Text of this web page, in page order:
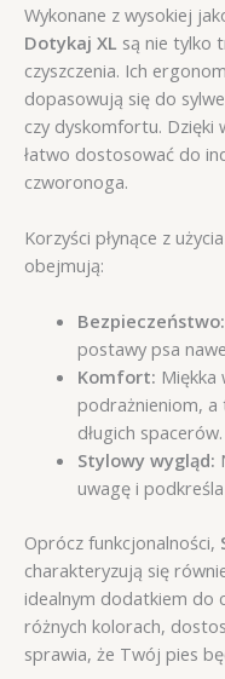
Wykonane z wysokiej
Dotykaj XL są nie tylko
czyszczenia. Ich
dopasowują się do
czy dyskomfortu. Dzięki
łatwo dostosować do
czworonoga.
Korzyści płynące z użycia
obejmują:
Bezpieczeństwo:
postawy psa
Komfort: Miękka
podrażnieniom,
długich spacerów.
Stylowy wygląd:
uwagę i
Oprócz funkcjonalności,
charakteryzują się
idealnym dodatkiem do
różnych kolorach,
sprawia, że Twój pies